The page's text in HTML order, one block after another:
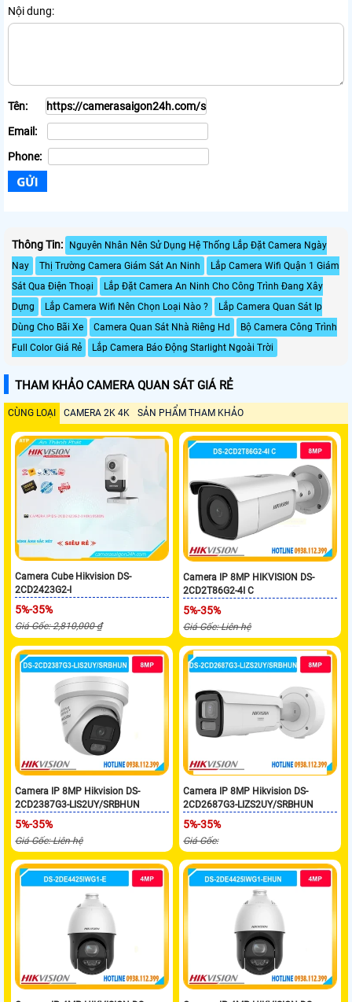
Nội dung:
Tên:
Email:
Phone:
Thông Tin:
Nguyên Nhân Nên Sử Dụng Hệ Thống Lắp Đặt Camera Ngày
Nay
Thị Trường Camera Giám Sát An Ninh
Lắp Camera Wifi Quận 1 Giám
Sát Qua Điện Thoại
Lắp Đặt Camera An Ninh Cho Công Trình Đang Xây
Dựng
Lắp Camera Wifi Nên Chọn Loại Nào ?
Lắp Camera Quan Sát Ip
Dùng Cho Bãi Xe
Camera Quan Sát Nhà Riêng Hd
Bộ Camera Công Trình
Full Color Giá Rẻ
Lắp Camera Báo Động Starlight Ngoài Trời
THAM KHẢO CAMERA QUAN SÁT GIÁ RẺ
CÙNG LOẠI CAMERA 2K 4K SẢN PHẨM THAM KHẢO
Camera Cube Hikvision DS-
2CD2423G2-I
5%-35%
Giá Gốc: 2,810,000 ₫
Camera IP 8MP HIKVISION DS-
2CD2T86G2-4I C
5%-35%
Giá Gốc: Liên hệ
Camera IP 8MP Hikvision DS-
2CD2387G3-LIS2UY/SRBHUN
5%-35%
Giá Gốc: Liên hệ
Camera IP 8MP Hikvision DS-
2CD2687G3-LIZS2UY/SRBHUN
5%-35%
Giá Gốc: